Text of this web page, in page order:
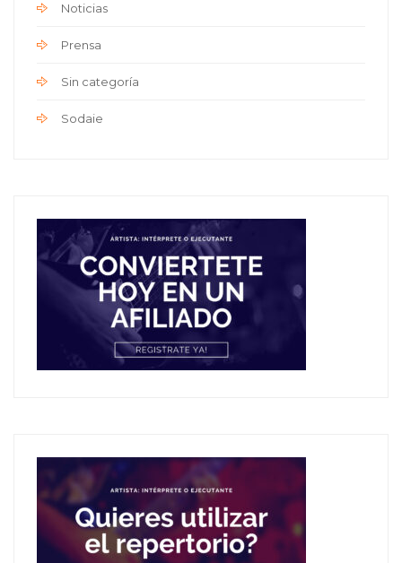
Noticias
Prensa
Sin categoría
Sodaie